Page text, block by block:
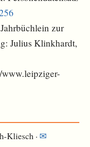
zur
Julius Klinkhardt,
Kliesch · ✉︎